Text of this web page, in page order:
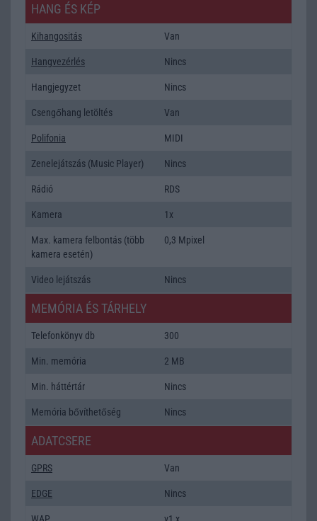
HANG ÉS KÉP
Kihangositás Van
Hangvezérlés Nincs
Hangjegyzet Nincs
Csengőhang letöltés Van
Polifonia MIDI
Zenelejátszás (Music Player) Nincs
Rádió RDS
Kamera 1x
Max. kamera felbontás (több
kamera esetén)
0,3 Mpixel
Video lejátszás Nincs
MEMÓRIA ÉS TÁRHELY
Telefonkönyv db 300
Min. memória 2 MB
Min. háttértár Nincs
Memória bővíthetőség Nincs
ADATCSERE
GPRS Van
EDGE Nincs
WAP v1,x